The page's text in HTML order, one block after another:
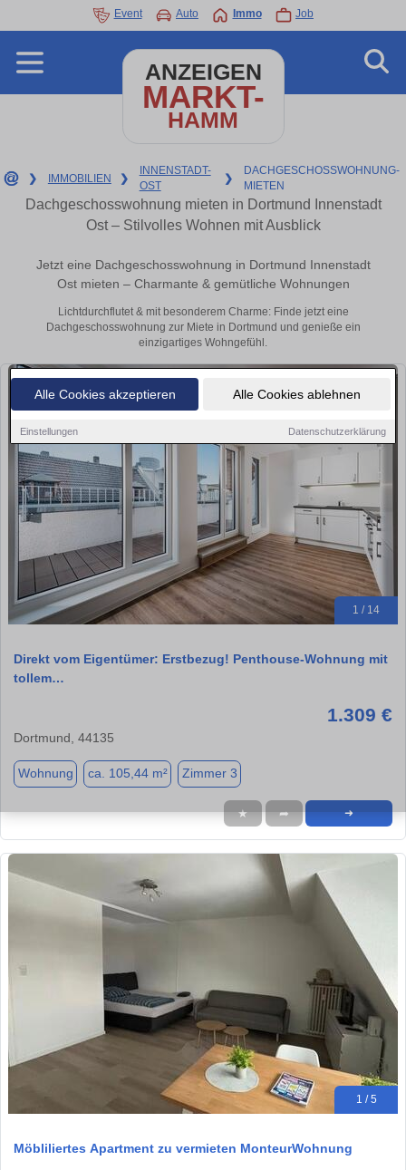
Alle Cookies akzeptieren Alle Cookies ablehnen
Einstellungen Datenschutzerklärung
Event Auto Immo Job
ANZEIGEN
MARKT-
HAMM
❯ IMMOBILIEN ❯
INNENSTADT-
OST
❯
DACHGESCHOSSWOHNUNG-
MIETEN
Dachgeschosswohnung mieten in Dortmund Innenstadt
Ost – Stilvolles Wohnen mit Ausblick
Jetzt eine Dachgeschosswohnung in Dortmund Innenstadt
Ost mieten – Charmante & gemütliche Wohnungen
Lichtdurchflutet & mit besonderem Charme: Finde jetzt eine
Dachgeschosswohnung zur Miete in Dortmund und genieße ein
einzigartiges Wohngefühl.
1 / 14
Direkt vom Eigentümer: Erstbezug! Penthouse-Wohnung mit
tollem…
1.309 €
Dortmund, 44135
Wohnung ca. 105,44 m² Zimmer 3
★ ➦ ➜
1 / 5
Möbliliertes Apartment zu vermieten MonteurWohnung